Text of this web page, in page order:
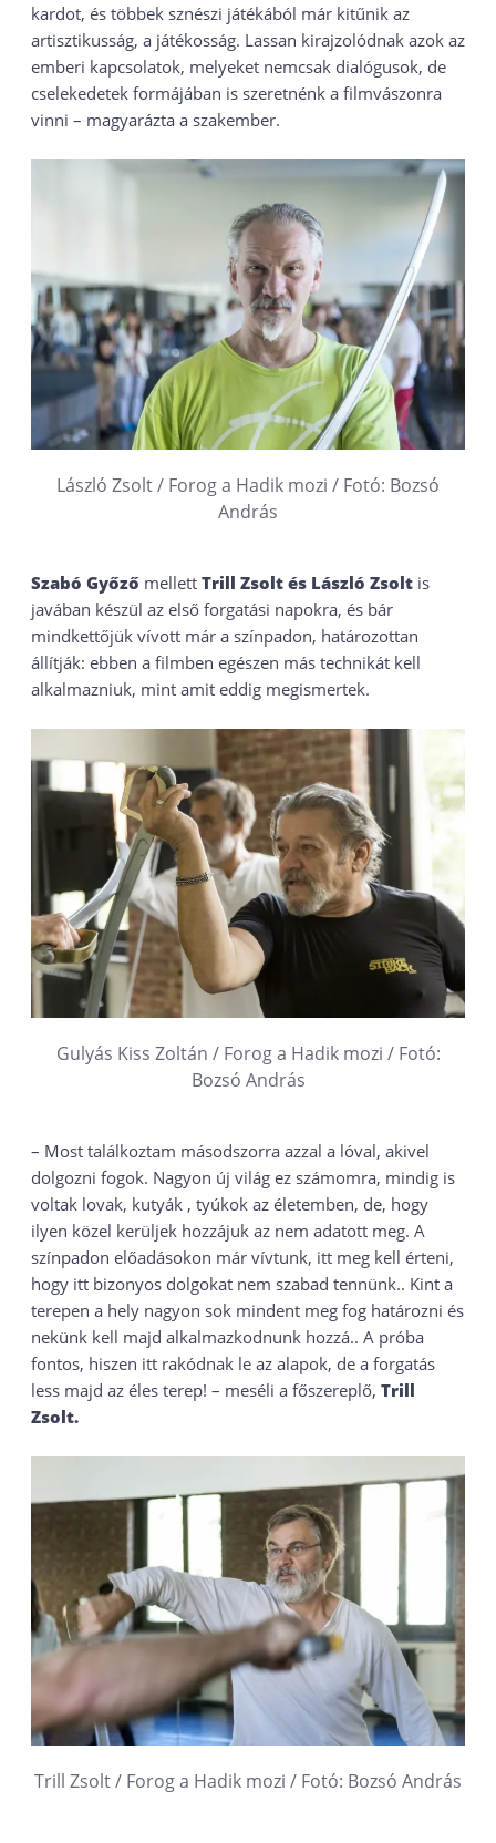
kardot, és többek sznészi játékából már kitűnik az
artisztikusság, a játékosság. Lassan kirajzolódnak azok az
emberi kapcsolatok, melyeket nemcsak dialógusok, de
cselekedetek formájában is szeretnénk a filmvászonra
vinni – magyarázta a szakember.
László Zsolt / Forog a Hadik mozi / Fotó: Bozsó
András
Szabó Győző mellett Trill Zsolt és László Zsolt is
javában készül az első forgatási napokra, és bár
mindkettőjük vívott már a színpadon, határozottan
állítják: ebben a filmben egészen más technikát kell
alkalmazniuk, mint amit eddig megismertek.
Gulyás Kiss Zoltán / Forog a Hadik mozi / Fotó:
Bozsó András
– Most találkoztam másodszorra azzal a lóval, akivel
dolgozni fogok. Nagyon új világ ez számomra, mindig is
voltak lovak, kutyák , tyúkok az életemben, de, hogy
ilyen közel kerüljek hozzájuk az nem adatott meg. A
színpadon előadásokon már vívtunk, itt meg kell érteni,
hogy itt bizonyos dolgokat nem szabad tennünk.. Kint a
terepen a hely nagyon sok mindent meg fog határozni és
nekünk kell majd alkalmazkodnunk hozzá.. A próba
fontos, hiszen itt rakódnak le az alapok, de a forgatás
less majd az éles terep! – meséli a főszereplő, Trill
Zsolt.
Trill Zsolt / Forog a Hadik mozi / Fotó: Bozsó András